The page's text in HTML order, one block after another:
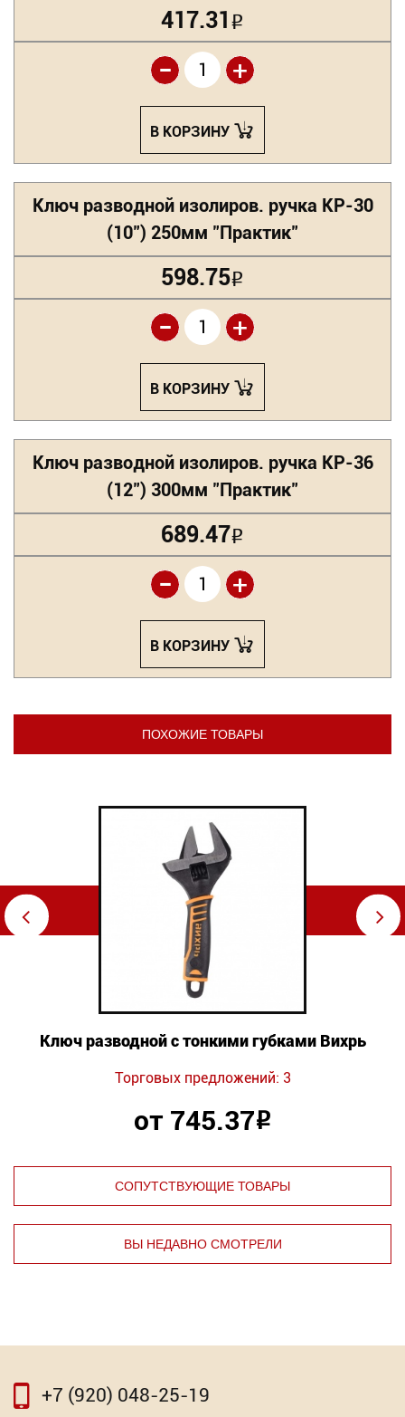
417.31 Р
+
-
В КОРЗИНУ
Ключ разводной изолиров. ручка КР-30
(10") 250мм "Практик"
598.75Р
+
-
В КОРЗИНУ
Ключ разводной изолиров. ручка КР-36
(12") 300мм "Практик"
689.47Р
+
-
В КОРЗИНУ
ПОХОЖИЕ ТОВАРЫ
⇦
Ключ разводной с тонкими губками Вихрь
Торговых предложений: 3
от 745.37Р
⇨
СОПУТСТВУЮЩИЕ ТОВАРЫ
⇦ ⇨
ВЫ НЕДАВНО СМОТРЕЛИ
⇦ +7 (920) 048-25-19